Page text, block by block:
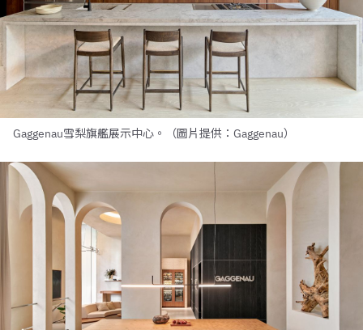
Gaggenau雪梨旗艦展示中心。（圖片提供：Gaggenau）